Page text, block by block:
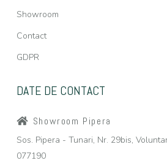
Showroom
Contact
GDPR
DATE DE CONTACT
Showroom Pipera
Sos. Pipera - Tunari, Nr. 29bis,
077190